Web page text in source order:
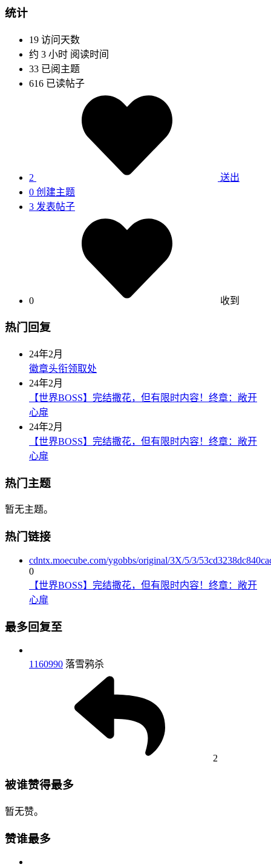
统计
19 访问天数
约 3 小时 阅读时间
33 已阅主题
616 已读帖子
2
送出
0 创建主题
3 发表帖子
0 收到
热门回复
24年2月
徽章头衔领取处
24年2月
【世界BOSS】完结撒花，但有限时内容！终章：敞开
心扉
24年2月
【世界BOSS】完结撒花，但有限时内容！终章：敞开
心扉
热门主题
暂无主题。
热门链接
cdntx.moecube.com/ygobbs/original/3X/5/3/
0
【世界BOSS】完结撒花，但有限时内容！终章：敞开
心扉
最多回复至
1160990 落雪鸦杀
2
被谁赞得最多
暂无赞。
赞谁最多